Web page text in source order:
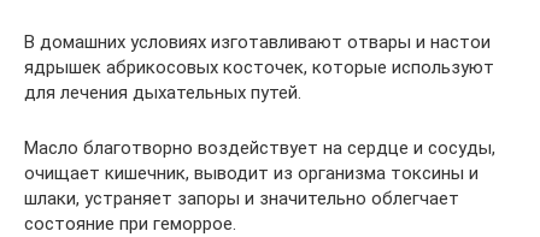
В домашних условиях изготавливают отвары и настои
ядрышек абрикосовых косточек, которые используют
для лечения дыхательных путей.
Масло благотворно воздействует на сердце и сосуды,
очищает кишечник, выводит из организма токсины и
шлаки, устраняет запоры и значительно облегчает
состояние при геморрое.